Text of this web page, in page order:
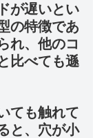
が遅いとい
の特徴であ
れ、他のコ
比べても遜
ても触れて
と、穴が小